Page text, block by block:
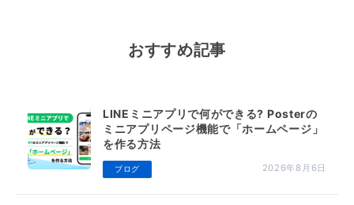
おすすめ記事
LINEミニアプリで何ができる? Posterの
ミニアプリページ機能で「ホームページ」
を作る方法
ブログ 2026年8月6日